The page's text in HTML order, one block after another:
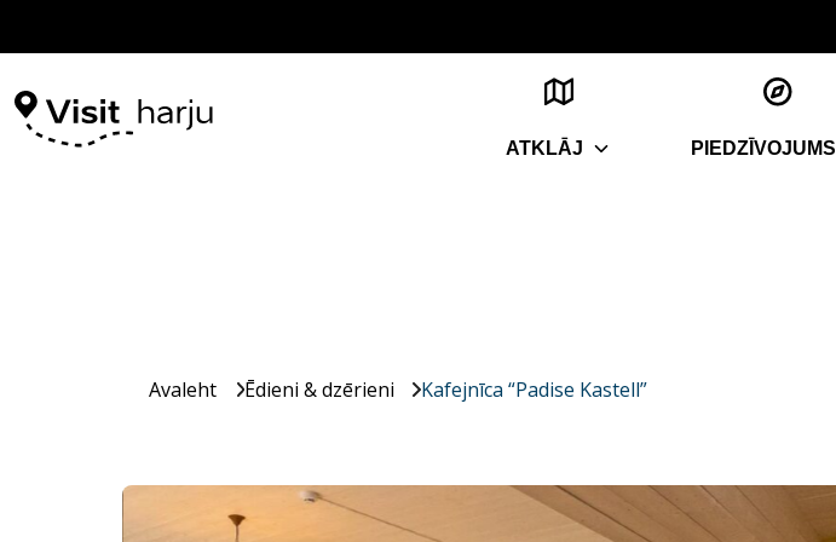
ATKLĀJ PIEDZĪVOJUMS
Avaleht Ēdieni & dzērieni Kafejnīca “Padise Kastell”